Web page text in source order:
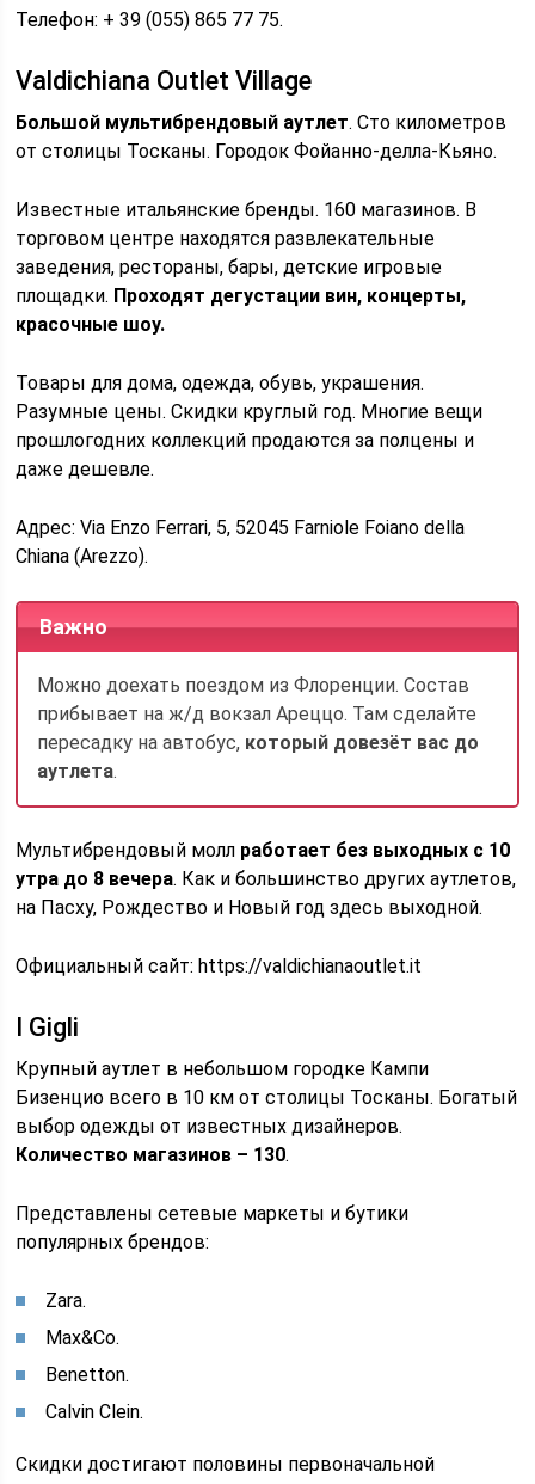
Телефон: + 39 (055) 865 77 75.
Valdichiana Outlet Village
Большой мультибрендовый аутлет. Сто километров
от столицы Тосканы. Городок Фойанно-делла-Кьяно.
Известные итальянские бренды. 160 магазинов. В
торговом центре находятся развлекательные
заведения, рестораны, бары, детские игровые
площадки. Проходят дегустации вин, концерты,
красочные шоу.
Товары для дома, одежда, обувь, украшения.
Разумные цены. Скидки круглый год. Многие вещи
прошлогодних коллекций продаются за полцены и
даже дешевле.
Адрес: Via Enzo Ferrari, 5, 52045 Farniole Foiano della
Chiana (Arezzo).
Важно
Можно доехать поездом из Флоренции. Состав
прибывает на ж/д вокзал Ареццо. Там сделайте
пересадку на автобус, который довезёт вас до
аутлета.
Мультибрендовый молл работает без выходных с 10
утра до 8 вечера. Как и большинство других аутлетов,
на Пасху, Рождество и Новый год здесь выходной.
Официальный сайт: https://valdichianaoutlet.it
I Gigli
Крупный аутлет в небольшом городке Кампи
Бизенцио всего в 10 км от столицы Тосканы. Богатый
выбор одежды от известных дизайнеров.
Количество магазинов – 130.
Представлены сетевые маркеты и бутики
популярных брендов:
Zara.
Max&Co.
Benetton.
Calvin Clein.
Скидки достигают половины первоначальной